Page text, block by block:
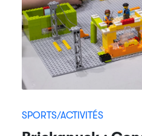
SPORTS/ACTIVITÉS